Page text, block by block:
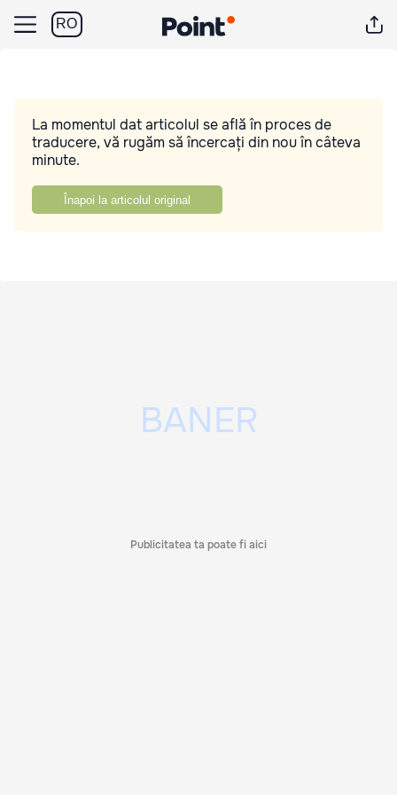
RO
La momentul dat articolul se află în proces de
traducere, vă rugăm să încercați din nou în câteva
minute.
Înapoi la articolul original
Publicitatea ta poate fi aici